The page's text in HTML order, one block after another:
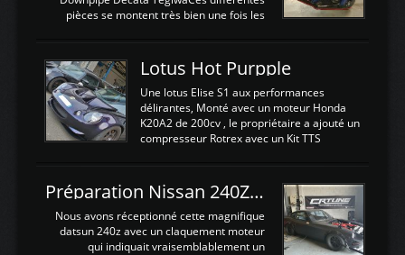
tension (Pas une résistance variable d'un
est temps de brancher le ...
pièces se montent très bien une fois les
légere découpe du plastique inferieur,
negénant en rien la structure ou le
fonctionnement du fond plat. Une
reprogrammation Stage 2 est faite sur le
calculateur d'origine. Une alternative
économique au passage sur Hondata
d'origine 310cv et 400Nn , Une fois
reprogrammé et les ...
Lotus Hot Purpple
Une lotus Elise S1 aux performances
délirantes, Monté avec un moteur Honda
K20A2 de 200cv , le propriétaire a ajouté un
compresseur Rotrex avec un Kit TTS
d'augmenter la puissance de son moteur:
un watercooler a été ajouté. 300Cv sans
échangeurLa lotus équipée d'un Hondata
Kpro et d'une large bande pour le réglage
Avantages et inconvénients d'un
Préparation Nissan 240Z SR20DET
Nous avons réceptionné cette magnifique
datsun 240z avec un claquement moteur
qui indiquait vraisemblablement un